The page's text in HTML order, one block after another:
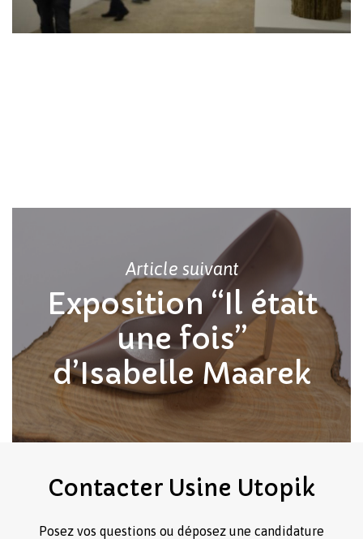
Article suivant
Exposition “Il était
une fois”
d’Isabelle Maarek
Contacter Usine Utopik
Posez vos questions ou déposez une candidature